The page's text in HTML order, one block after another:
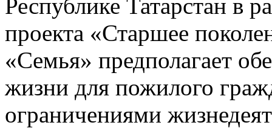
Республике Татарстан в
проекта «Старшее
«Семья» предполагает
жизни для пожилого
ограничениями